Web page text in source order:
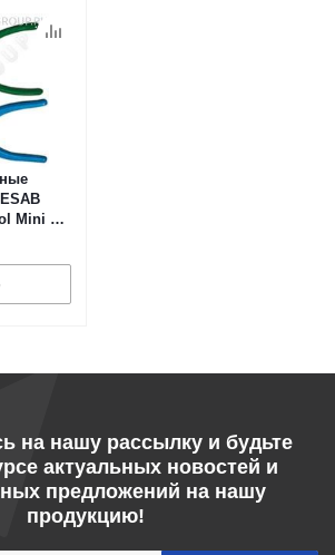
Mini в
на нашу рассылку и будьте
актуальных новостей и
предложений на нашу
продукцию!